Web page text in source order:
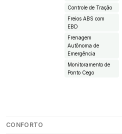
Controle de Tração
Freios ABS com
EBD
Frenagem
Autônoma de
Emergência
Monitoramento de
Ponto Cego
CONFORTO